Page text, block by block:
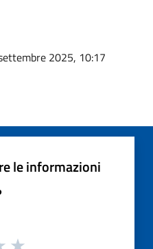
2025, 10:17
le informazioni